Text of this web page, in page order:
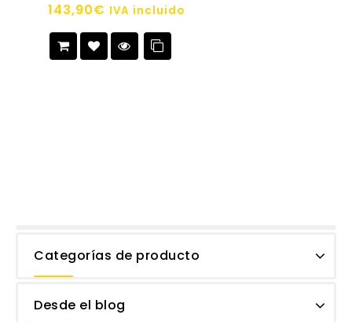
143,90€ IVA incluido
Categorías de producto
Desde el blog